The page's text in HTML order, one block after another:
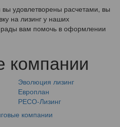
вы удовлетворены расчетами, вы
на лизинг у наших
вам помочь в оформлении
компании
Эволюция лизинг
Европлан
РЕСО-Лизинг
компании